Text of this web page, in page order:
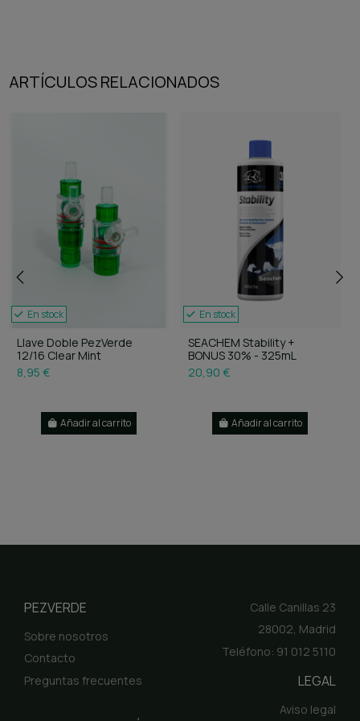
ARTÍCULOS RELACIONADOS
En stock
Llave Doble PezVerde
12/16 Clear Mint
8,95 €
Añadir al carrito
En stock
SEACHEM Stability +
BONUS 30% - 325mL
20,90 €
Añadir al carrito
PEZVERDE
Sobre nosotros
Contacto
Preguntas frecuentes
Calle Canillas 23
28002, Madrid
Teléfono: 91 012 5110
LEGAL
Aviso legal